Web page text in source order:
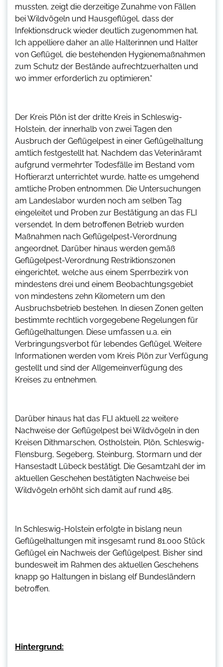
mussten, zeigt die derzeitige Zunahme von Fällen
bei Wildvögeln und Hausgeflügel, dass der
Infektionsdruck wieder deutlich zugenommen hat.
Ich appelliere daher an alle Halterinnen und Halter
von Geflügel, die bestehenden Hygienemaßnahmen
zum Schutz der Bestände aufrechtzuerhalten und
wo immer erforderlich zu optimieren.“
Der Kreis Plön ist der dritte Kreis in Schleswig-
Holstein, der innerhalb von zwei Tagen den
Ausbruch der Geflügelpest in einer Geflügelhaltung
amtlich festgestellt hat. Nachdem das Veterinäramt
aufgrund vermehrter Todesfälle im Bestand vom
Hoftierarzt unterrichtet wurde, hatte es umgehend
amtliche Proben entnommen. Die Untersuchungen
am Landeslabor wurden noch am selben Tag
eingeleitet und Proben zur Bestätigung an das FLI
versendet. In dem betroffenen Betrieb wurden
Maßnahmen nach Geflügelpest-Verordnung
angeordnet. Darüber hinaus werden gemäß
Geflügelpest-Verordnung Restriktionszonen
eingerichtet, welche aus einem Sperrbezirk von
mindestens drei und einem Beobachtungsgebiet
von mindestens zehn Kilometern um den
Ausbruchsbetrieb bestehen. In diesen Zonen gelten
bestimmte rechtlich vorgegebene Regelungen für
Geflügelhaltungen. Diese umfassen u.a. ein
Verbringungsverbot für lebendes Geflügel. Weitere
Informationen werden vom Kreis Plön zur Verfügung
gestellt und sind der Allgemeinverfügung des
Kreises zu entnehmen.
Darüber hinaus hat das FLI aktuell 22 weitere
Nachweise der Geflügelpest bei Wildvögeln in den
Kreisen Dithmarschen, Ostholstein, Plön, Schleswig-
Flensburg, Segeberg, Steinburg, Stormarn und der
Hansestadt Lübeck bestätigt. Die Gesamtzahl der im
aktuellen Geschehen bestätigten Nachweise bei
Wildvögeln erhöht sich damit auf rund 485.
In Schleswig-Holstein erfolgte in bislang neun
Geflügelhaltungen mit insgesamt rund 81.000 Stück
Geflügel ein Nachweis der Geflügelpest. Bisher sind
bundesweit im Rahmen des aktuellen Geschehens
knapp 90 Haltungen in bislang elf Bundesländern
betroffen.
Hintergrund: